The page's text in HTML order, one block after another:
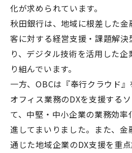
化が求められています。
秋田銀行は、地域に根差した
客に対する経営支援・課題解
り、デジタル技術を活用した
り組んでいます。
一方、OBCは『奉行クラウド
オフィス業務のDXを支援する
て、中堅・中小企業の業務効
進してまいりました。また、金
通じた地域企業のDX支援を重